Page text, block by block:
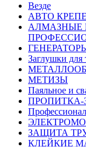
Везде
АВТО
АЛМАЗНЫЕ
Заглушки для
МЕТИЗЫ
Паяльное и
ПРОПИТКА-
ЗАЩИТА
КЛЕЙКИЕ